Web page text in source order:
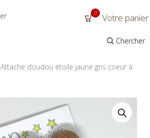
0 Votre panier
Chercher
Attache doudou étoile jaune gris coeur à